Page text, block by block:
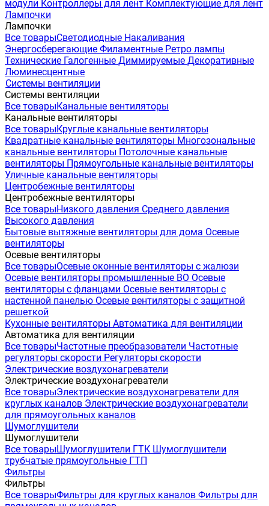
модули Контроллеры для лент Комплектующие для лент
Лампочки
Лампочки
Все товарыСветодиодные Накаливания
Энергосберегающие Филаментные Ретро лампы
Технические Галогенные Диммируемые Декоративные
Люминесцентные
Системы вентиляции
Системы вентиляции
Все товарыКанальные вентиляторы
Канальные вентиляторы
Все товарыКруглые канальные вентиляторы
Квадратные канальные вентиляторы Многозональные
канальные вентиляторы Потолочные канальные
вентиляторы Прямоугольные канальные вентиляторы
Уличные канальные вентиляторы
Центробежные вентиляторы
Центробежные вентиляторы
Все товарыНизкого давления Среднего давления
Высокого давления
Бытовые вытяжные вентиляторы для дома Осевые
вентиляторы
Осевые вентиляторы
Все товарыОсевые оконные вентиляторы с жалюзи
Осевые вентиляторы промышленные ВО Осевые
вентиляторы с фланцами Осевые вентиляторы с
настенной панелью Осевые вентиляторы с защитной
решеткой
Кухонные вентиляторы Автоматика для вентиляции
Автоматика для вентиляции
Все товарыЧастотные преобразователи Частотные
регуляторы скорости Регуляторы скорости
Электрические воздухонагреватели
Электрические воздухонагреватели
Все товарыЭлектрические воздухонагреватели для
круглых каналов Электрические воздухонагреватели
для прямоугольных каналов
Шумоглушители
Шумоглушители
Все товарыШумоглушители ГТК Шумоглушители
трубчатые прямоугольные ГТП
Фильтры
Фильтры
Все товарыФильтры для круглых каналов Фильтры для